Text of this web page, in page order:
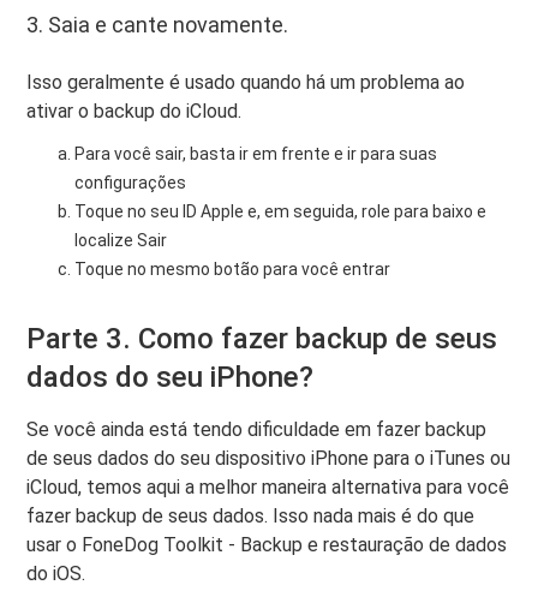
3. Saia e cante novamente.
Isso geralmente é usado quando há um problema ao
ativar o backup do iCloud.
Para você sair, basta ir em frente e ir para suas
configurações
Toque no seu ID Apple e, em seguida, role para baixo e
localize Sair
Toque no mesmo botão para você entrar
Parte 3. Como fazer backup de seus
dados do seu iPhone?
Se você ainda está tendo dificuldade em fazer backup
de seus dados do seu dispositivo iPhone para o iTunes ou
iCloud, temos aqui a melhor maneira alternativa para você
fazer backup de seus dados. Isso nada mais é do que
usar o FoneDog Toolkit - Backup e restauração de dados
do iOS.